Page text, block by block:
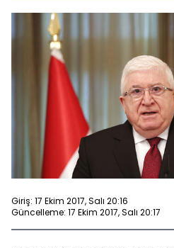
Giriş: 17 Ekim 2017, Salı 20:16
Güncelleme: 17 Ekim 2017, Salı 20:17